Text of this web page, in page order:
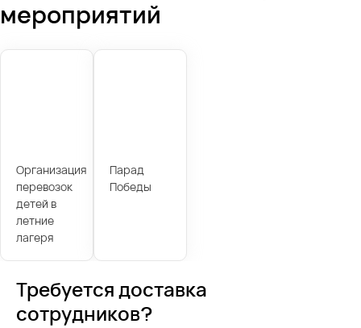
мероприятий
Организация
перевозок
детей в
летние
лагеря
Парад
Победы
Требуется доставка
сотрудников?